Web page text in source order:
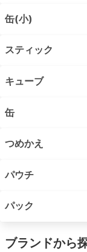
缶(小)
スティック
キューブ
缶
つめかえ
パウチ
パック
ブランドから